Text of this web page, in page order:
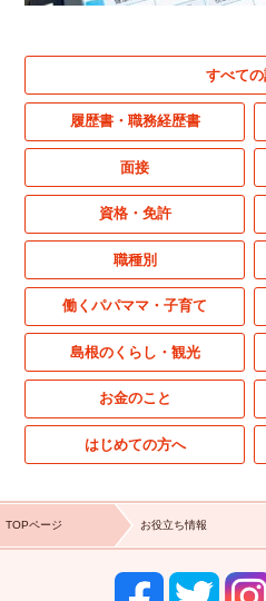
すべて
履歴書・職務経歴書
面接
資格・免許
職種別
働くパパママ・子育て
島根のくらし・観光
お金のこと
はじめての方へ
TOPページ お役立ち情報